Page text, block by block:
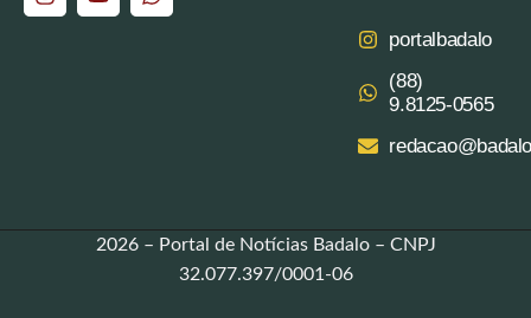
portalbadalo
(88)
9.8125‑0565‬
2026 – Portal de Notícias Badalo – CNPJ
32.077.397/0001-06